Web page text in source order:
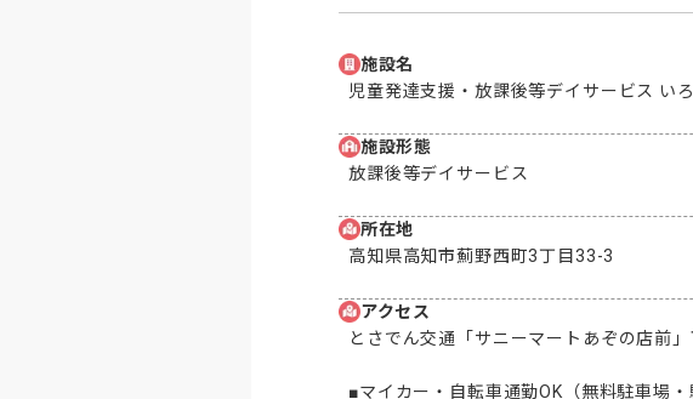
施設名
児童発達支援・放課後等デイサービス い
施設形態
放課後等デイサービス
所在地
高知県高知市薊野西町3丁目33-3
アクセス
とさでん交通「サニーマートあぞの店前
■マイカー・自転車通勤OK（無料駐車場・